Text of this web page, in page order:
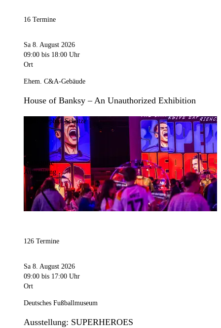
16 Termine
Sa 8. August 2026
09:00 bis 18:00 Uhr
Ort
Ehem. C&A-Gebäude
House of Banksy – An Unauthorized Exhibition
Stephan Schütze
Kategorie
Ausstellung
126 Termine
Sa 8. August 2026
09:00 bis 17:00 Uhr
Ort
Deutsches Fußballmuseum
Ausstellung: SUPERHEROES